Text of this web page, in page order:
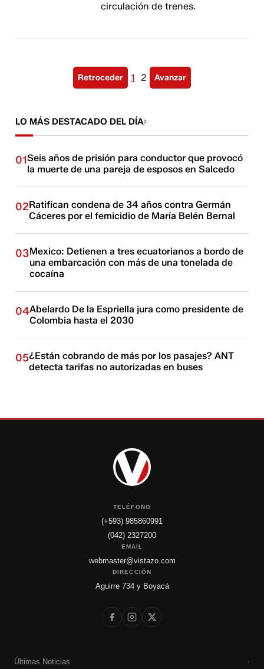
circulación de trenes.
Retroceder 1 2 Avanzar
LO MÁS DESTACADO DEL DÍA
01Seis años de prisión para conductor que provocó
la muerte de una pareja de esposos en Salcedo
02Ratifican condena de 34 años contra Germán
Cáceres por el femicidio de María Belén Bernal
03Mexico: Detienen a tres ecuatorianos a bordo de
una embarcación con más de una tonelada de
cocaína
04Abelardo De la Espriella jura como presidente de
Colombia hasta el 2030
05¿Están cobrando de más por los pasajes? ANT
detecta tarifas no autorizadas en buses
TELÉFONO
(+593) 985860991
(042) 2327200
EMAIL
webmaster@vistazo.com
DIRECCIÓN
Aguirre 734 y Boyacá
Últimas Noticias ›